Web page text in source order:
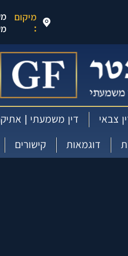
מיקום
:
צבאי דין משמעתי |
דוגמאות קישורים